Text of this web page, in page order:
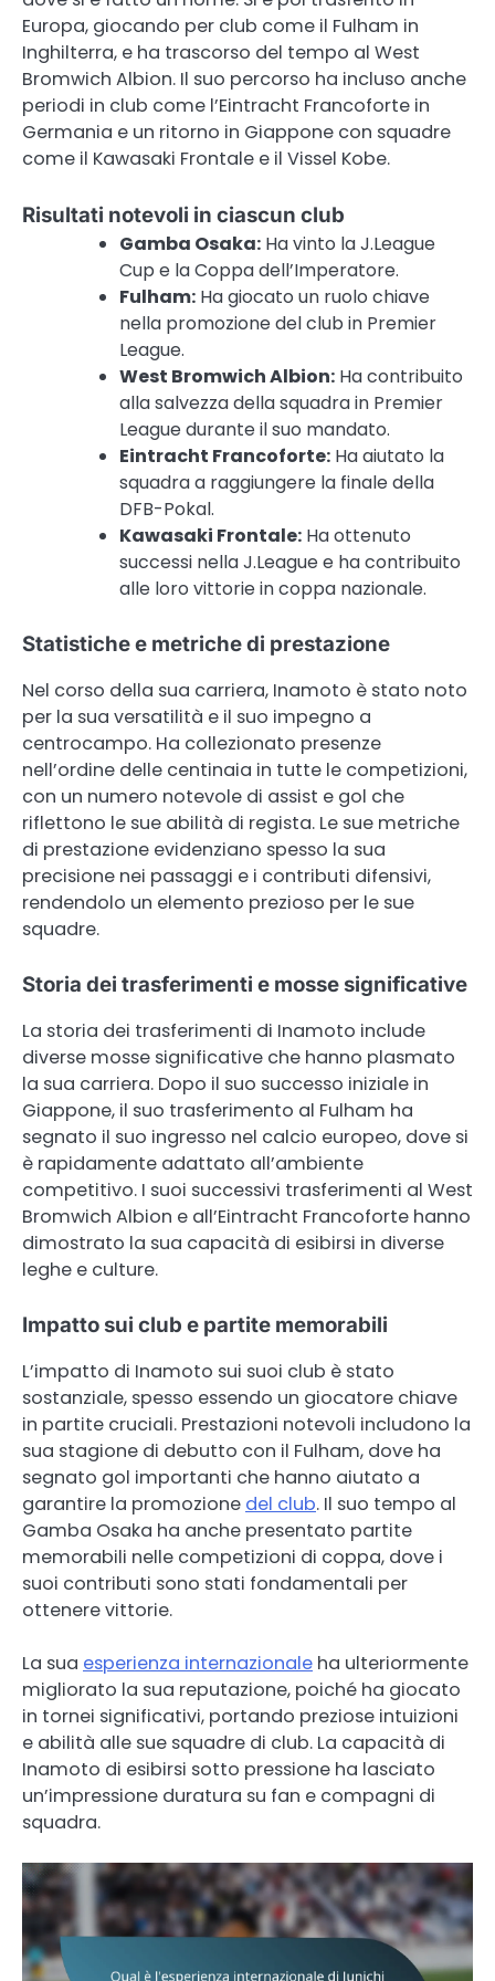
Europa, giocando per club come il Fulham in
Inghilterra, e ha trascorso del tempo al West
Bromwich Albion. Il suo percorso ha incluso anche
periodi in club come l’Eintracht Francoforte in
Germania e un ritorno in Giappone con squadre
come il Kawasaki Frontale e il Vissel Kobe.
Risultati notevoli in ciascun club
Gamba Osaka: Ha vinto la J.League
Cup e la Coppa dell’Imperatore.
Fulham: Ha giocato un ruolo chiave
nella promozione del club in Premier
League.
West Bromwich Albion: Ha contribuito
alla salvezza della squadra in Premier
League durante il suo mandato.
Eintracht Francoforte: Ha aiutato la
squadra a raggiungere la finale della
DFB-Pokal.
Kawasaki Frontale: Ha ottenuto
successi nella J.League e ha contribuito
alle loro vittorie in coppa nazionale.
Statistiche e metriche di prestazione
Nel corso della sua carriera, Inamoto è stato noto
per la sua versatilità e il suo impegno a
centrocampo. Ha collezionato presenze
nell’ordine delle centinaia in tutte le competizioni,
con un numero notevole di assist e gol che
riflettono le sue abilità di regista. Le sue metriche
di prestazione evidenziano spesso la sua
precisione nei passaggi e i contributi difensivi,
rendendolo un elemento prezioso per le sue
squadre.
Storia dei trasferimenti e mosse significative
La storia dei trasferimenti di Inamoto include
diverse mosse significative che hanno plasmato
la sua carriera. Dopo il suo successo iniziale in
Giappone, il suo trasferimento al Fulham ha
segnato il suo ingresso nel calcio europeo, dove si
è rapidamente adattato all’ambiente
competitivo. I suoi successivi trasferimenti al West
Bromwich Albion e all’Eintracht Francoforte hanno
dimostrato la sua capacità di esibirsi in diverse
leghe e culture.
Impatto sui club e partite memorabili
L’impatto di Inamoto sui suoi club è stato
sostanziale, spesso essendo un giocatore chiave
in partite cruciali. Prestazioni notevoli includono la
sua stagione di debutto con il Fulham, dove ha
segnato gol importanti che hanno aiutato a
garantire la promozione del club. Il suo tempo al
Gamba Osaka ha anche presentato partite
memorabili nelle competizioni di coppa, dove i
suoi contributi sono stati fondamentali per
ottenere vittorie.
La sua esperienza internazionale ha ulteriormente
migliorato la sua reputazione, poiché ha giocato
in tornei significativi, portando preziose intuizioni
e abilità alle sue squadre di club. La capacità di
Inamoto di esibirsi sotto pressione ha lasciato
un’impressione duratura su fan e compagni di
squadra.